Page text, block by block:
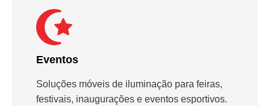
Eventos
Soluções móveis de iluminação para feiras,
festivais, inaugurações e eventos esportivos.